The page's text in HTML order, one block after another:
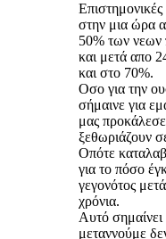
Επιστημονικές
στην μια ώρα
50% των νεων
και μετά απο
και στο 70%.
Οσο για την
σήμαινε για
μας
ξεθωριάζουν
Οπότε
για το πόσο
γεγονότος
χρόνια.
Αυτό
μεταννούμε